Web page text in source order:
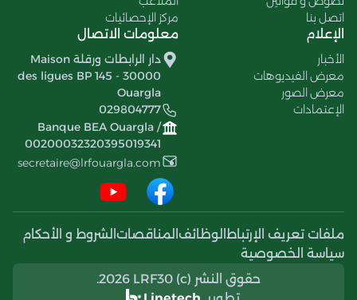
اتصل بنا
مركز الإحصائيات
الإعلام
الأخبار
معرض الفيديوهات
معرض الصور
الإعتمادات
معلومات الاتصال
دار الرابطات ورقلة Maison
des ligues BP 145 - 30000
Ouargla
029804777
Banque BEA Ouargla /
00200032320395019341
secretaire@lrfouargla.com
ملفات تعريف الإرتباط الوظائف المناقصات الشروط و الأحكام
سياسة الخصوصية
حقوق النشر (c) 2026 LRF30.